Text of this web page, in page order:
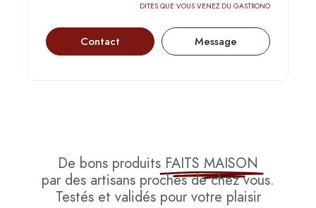
DITES QUE VOUS VENEZ DU GASTRONOMIC-CIRCUS
Contact Message
De bons produits FAITS MAISON
par des artisans proches de chez vous.
Testés et validés pour votre plaisir